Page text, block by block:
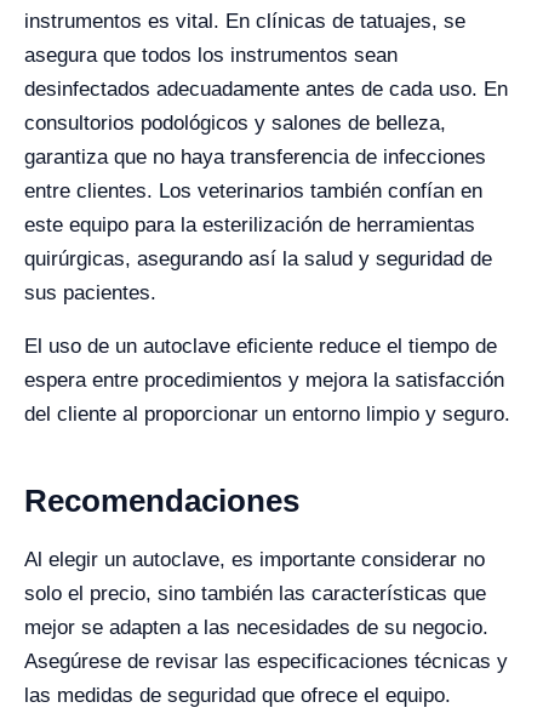
instrumentos es vital. En clínicas de tatuajes, se
asegura que todos los instrumentos sean
desinfectados adecuadamente antes de cada uso. En
consultorios podológicos y salones de belleza,
garantiza que no haya transferencia de infecciones
entre clientes. Los veterinarios también confían en
este equipo para la esterilización de herramientas
quirúrgicas, asegurando así la salud y seguridad de
sus pacientes.
El uso de un autoclave eficiente reduce el tiempo de
espera entre procedimientos y mejora la satisfacción
del cliente al proporcionar un entorno limpio y seguro.
Recomendaciones
Al elegir un autoclave, es importante considerar no
solo el precio, sino también las características que
mejor se adapten a las necesidades de su negocio.
Asegúrese de revisar las especificaciones técnicas y
las medidas de seguridad que ofrece el equipo.